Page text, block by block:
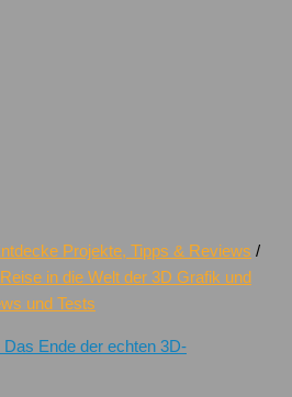
Projekte, Tipps & Reviews /
in die Welt der 3D Grafik und
und Tests
Das Ende der echten 3D-